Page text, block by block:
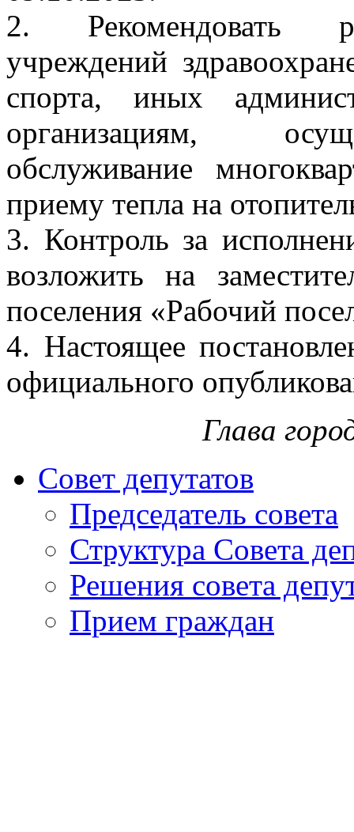
2. Рекомендовать
учреждений
спорта, иных
организациям,
обслуживание
приему тепла на
3. Контроль за
возложить на
поселения «Рабочий
4. Настоящее
официального
Глава
Совет депутатов
Председатель совета
Структура Совета
Решения совета
Прием граждан